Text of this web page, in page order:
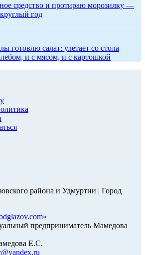
средство и протираю морозилку —
год
готовлю салат: улетает со стола
и с мясом, и с картошкой
района и Удмуртии | Город
»
предприниматель Мамедова
Е.С.